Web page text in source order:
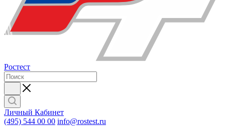
Ростест
Личный Кабинет
(495) 544 00 00 info@rostest.ru